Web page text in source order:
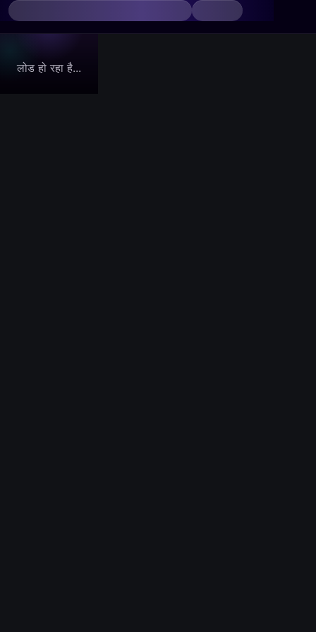
लोड हो रहा है...